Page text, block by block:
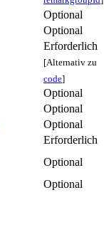
Optional
Optional
Erforderlich
[Alternativ zu
code]
Optional
Optional
Optional
Erforderlich
Optional
Optional